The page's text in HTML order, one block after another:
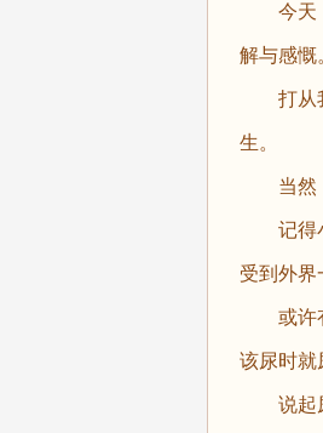
今天，
解与感慨
打从我
生。
当然，
记得小
受到外界
或许有
该尿时就
说起尿